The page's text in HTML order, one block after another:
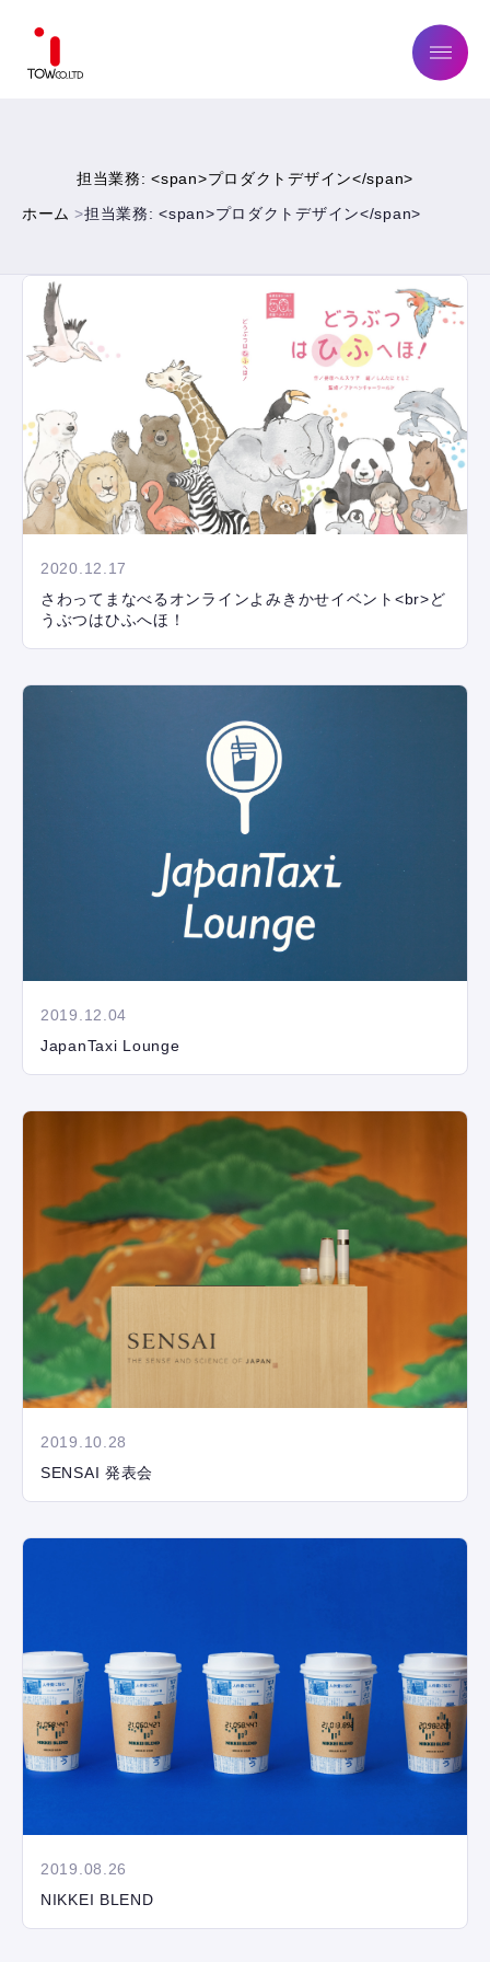
SERVICE
MAGAZINE
COMPANY
NEWS
IR
担当業務: <span>プロダクトデザイン</span>
ホーム
担当業務: <span>プロダクトデザイン</span>
2020.12.17
さわってまなべるオンラインよみきかせイベント<br>ど
うぶつはひふへほ！
2019.12.04
JapanTaxi Lounge
2019.10.28
SENSAI 発表会
2019.08.26
NIKKEI BLEND